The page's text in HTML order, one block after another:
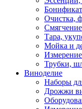
Очистка,
Смягчение
Тара,
Мойка и
Трубки,
Виноделие
Наборы
Дрожжи